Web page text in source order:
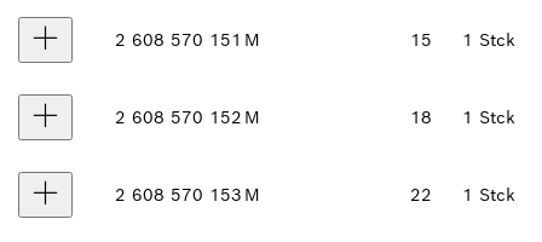
2 608 570 151 M 15 1 Stck
2 608 570 152 M 18 1 Stck
2 608 570 153 M 22 1 Stck